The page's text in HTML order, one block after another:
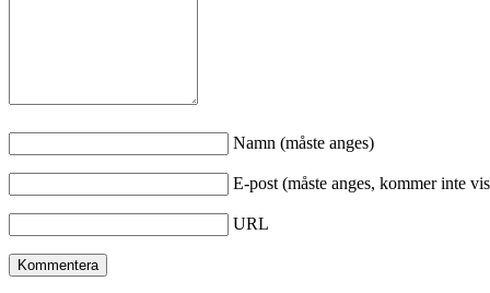
Namn (måste anges)
E-post (måste anges, kommer inte
URL